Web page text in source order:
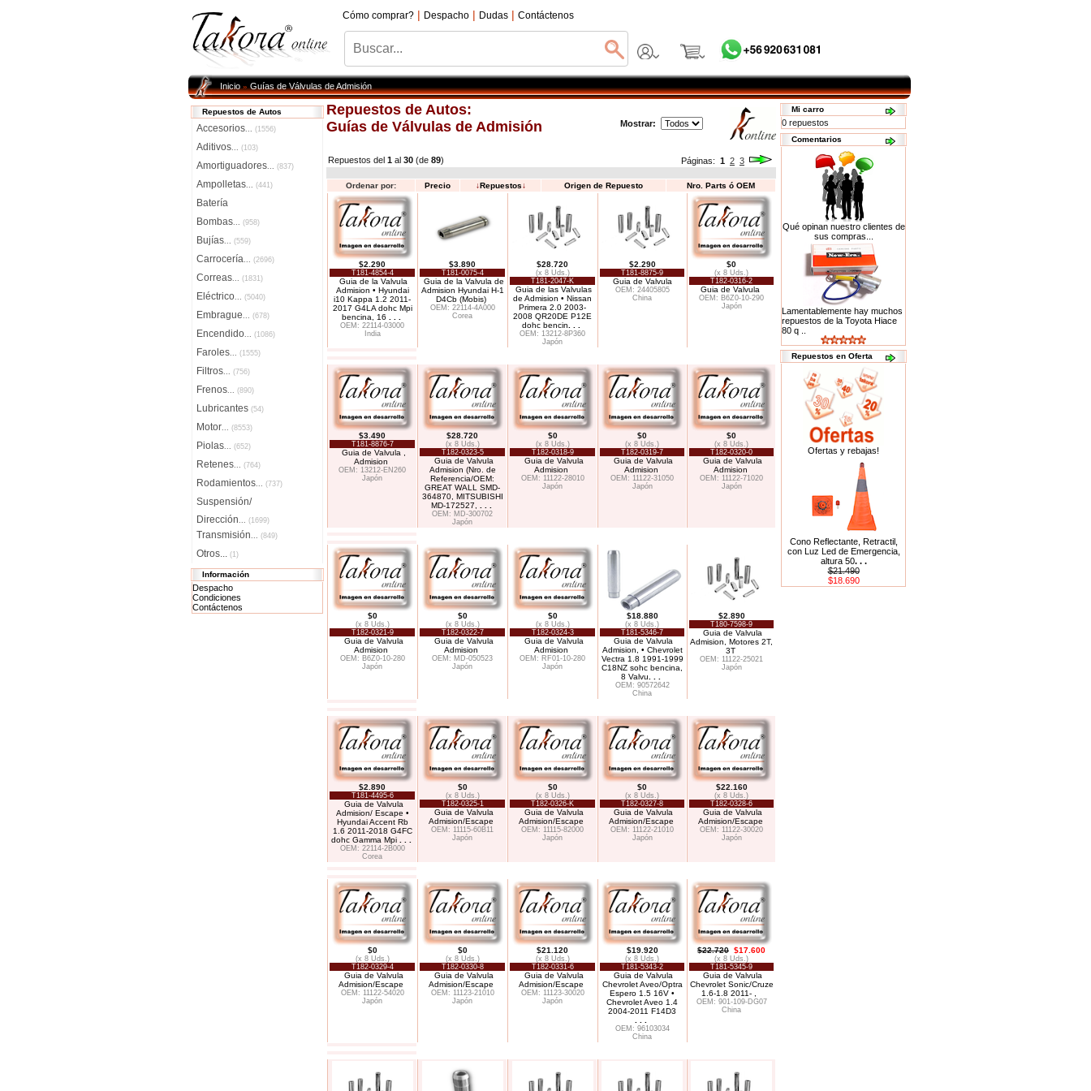
Cómo comprar? | Despacho | Dudas | Contáctenos
Inicio»Guías de Válvulas de Admisión
Repuestos de Autos
Accesorios... (1556)
Aditivos... (103)
Amortiguadores... (837)
Ampolletas... (441)
Batería
Bombas... (958)
Bujías... (559)
Carrocería... (2696)
Correas... (1831)
Eléctrico... (5040)
Embrague... (678)
Encendido... (1086)
Faroles... (1555)
Filtros... (756)
Frenos... (890)
Lubricantes (54)
Motor... (8553)
Piolas... (652)
Retenes... (764)
Rodamientos... (737)
Suspensión/
Dirección... (1699)
Transmisión... (849)
Otros... (1)
Información
Despacho
Condiciones
Contáctenos
Repuestos de Autos:
Guías de Válvulas de Admisión
Mostrar:
Repuestos del 1 al 30 (de 89) Páginas: 1 2 3
Ordenar por: Precio ↓Repuestos↓ Origen de Repuesto Nro. Parts ó OEM
$2.290
T181-4854-4
Guia de la Valvula
Admision • Hyundai
i10 Kappa 1.2 2011-
2017 G4LA dohc Mpi
bencina, 16
OEM: 22114-03000
India
$3.890
T181-0075-4
Guia de la Valvula de
Admision Hyundai H-1
D4Cb (Mobis)
OEM: 22114-4A000
Corea
$28.720
(x 8 Uds.)
T181-2047-K
Guia de las Valvulas
de Admision • Nissan
Primera 2.0 2003-
2008 QR20DE P12E
dohc bencin
OEM: 13212-8P360
Japón
$2.290
T181-8875-9
Guia de Valvula
OEM: 24405805
China
$0
(x 8 Uds.)
T182-0316-2
Guia de Valvula
OEM: B6Z0-10-290
Japón
$3.490
T181-8876-7
Guia de Valvula ,
Admision
OEM: 13212-EN260
Japón
$28.720
(x 8 Uds.)
T182-0323-5
Guia de Valvula
Admision (Nro. de
Referencia/OEM:
GREAT WALL SMD-
364870, MITSUBISHI
MD-172527,
OEM: MD-300702
Japón
$0
(x 8 Uds.)
T182-0318-9
Guia de Valvula
Admision
OEM: 11122-28010
Japón
$0
(x 8 Uds.)
T182-0319-7
Guia de Valvula
Admision
OEM: 11122-31050
Japón
$0
(x 8 Uds.)
T182-0320-0
Guia de Valvula
Admision
OEM: 11122-71020
Japón
$0
(x 8 Uds.)
T182-0321-9
Guia de Valvula
Admision
OEM: B6Z0-10-280
Japón
$0
(x 8 Uds.)
T182-0322-7
Guia de Valvula
Admision
OEM: MD-050523
Japón
$0
(x 8 Uds.)
T182-0324-3
Guia de Valvula
Admision
OEM: RF01-10-280
Japón
$18.880
(x 8 Uds.)
T181-5346-7
Guia de Valvula
Admision, • Chevrolet
Vectra 1.8 1991-1999
C18NZ sohc bencina,
8 Valvu
OEM: 90572642
China
$2.890
T180-7598-9
Guia de Valvula
Admision, Motores 2T,
3T
OEM: 11122-25021
Japón
$2.890
T181-4495-6
Guia de Valvula
Admision/ Escape •
Hyundai Accent Rb
1.6 2011-2018 G4FC
dohc Gamma Mpi
OEM: 22114-2B000
Corea
$0
(x 8 Uds.)
T182-0325-1
Guia de Valvula
Admision/Escape
OEM: 11115-60B11
Japón
$0
(x 8 Uds.)
T182-0326-K
Guia de Valvula
Admision/Escape
OEM: 11115-82000
Japón
$0
(x 8 Uds.)
T182-0327-8
Guia de Valvula
Admision/Escape
OEM: 11122-21010
Japón
$22.160
(x 8 Uds.)
T182-0328-6
Guia de Valvula
Admision/Escape
OEM: 11122-30020
Japón
$0
(x 8 Uds.)
T182-0329-4
Guia de Valvula
Admision/Escape
OEM: 11122-54020
Japón
$0
(x 8 Uds.)
T182-0330-8
Guia de Valvula
Admision/Escape
OEM: 11123-21010
Japón
$21.120
(x 8 Uds.)
T182-0331-6
Guia de Valvula
Admision/Escape
OEM: 11123-30020
Japón
$19.920
(x 8 Uds.)
T181-5343-2
Guia de Valvula
Chevrolet Aveo/Optra
Espero 1.5 16V •
Chevrolet Aveo 1.4
2004-2011 F14D3
OEM: 96103034
China
$22.720 $17.600
(x 8 Uds.)
T181-5345-9
Guia de Valvula
Chevrolet Sonic/Cruze
1.6-1.8 2011- ,
OEM: 901-109-DG07
China
Mi carro
0 repuestos
Comentarios
Qué opinan nuestro clientes de
sus compras...
Lamentablemente hay muchos
repuestos de la Toyota Hiace
80 q ..
Repuestos en Oferta
Ofertas y rebajas!
Cono Reflectante, Retractil,
con Luz Led de Emergencia,
altura 50. . .
$21.490
$18.690